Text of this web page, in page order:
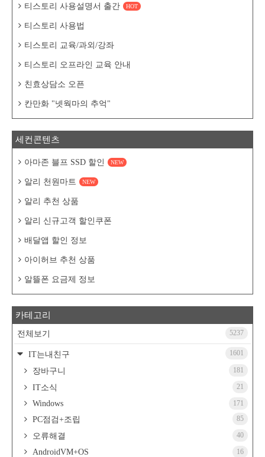
티스토리 사용설명서 출간 HOT
티스토리 사용법
티스토리 교육/과외/강좌
티스토리 오프라인 교육 안내
친효상담소 오픈
칸만화 "넷웍마의 추억"
세컨콘텐츠
아마존 블프 SSD 할인 NEW
알리 천원마트 NEW
알리 추천 상품
알리 신규고객 할인쿠폰
배달앱 할인 정보
아이허브 추천 상품
알뜰폰 요금제 정보
카테고리
전체보기 5237
IT는내친구 1601
장바구니 181
IT소식 21
Windows 171
PC점검+조립 85
오류해결 40
AndroidVM+OS 16